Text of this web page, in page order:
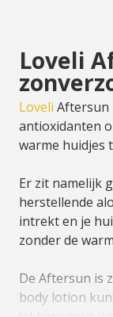
Loveli
Loveli Aftersun
antioxidanten
warme huidjes
Er zit namelijk
herstellende
intrekt en je
zonder de
De Aftersun is
body lotion